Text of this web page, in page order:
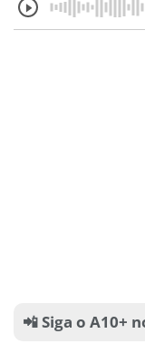
📲 Siga o A10+